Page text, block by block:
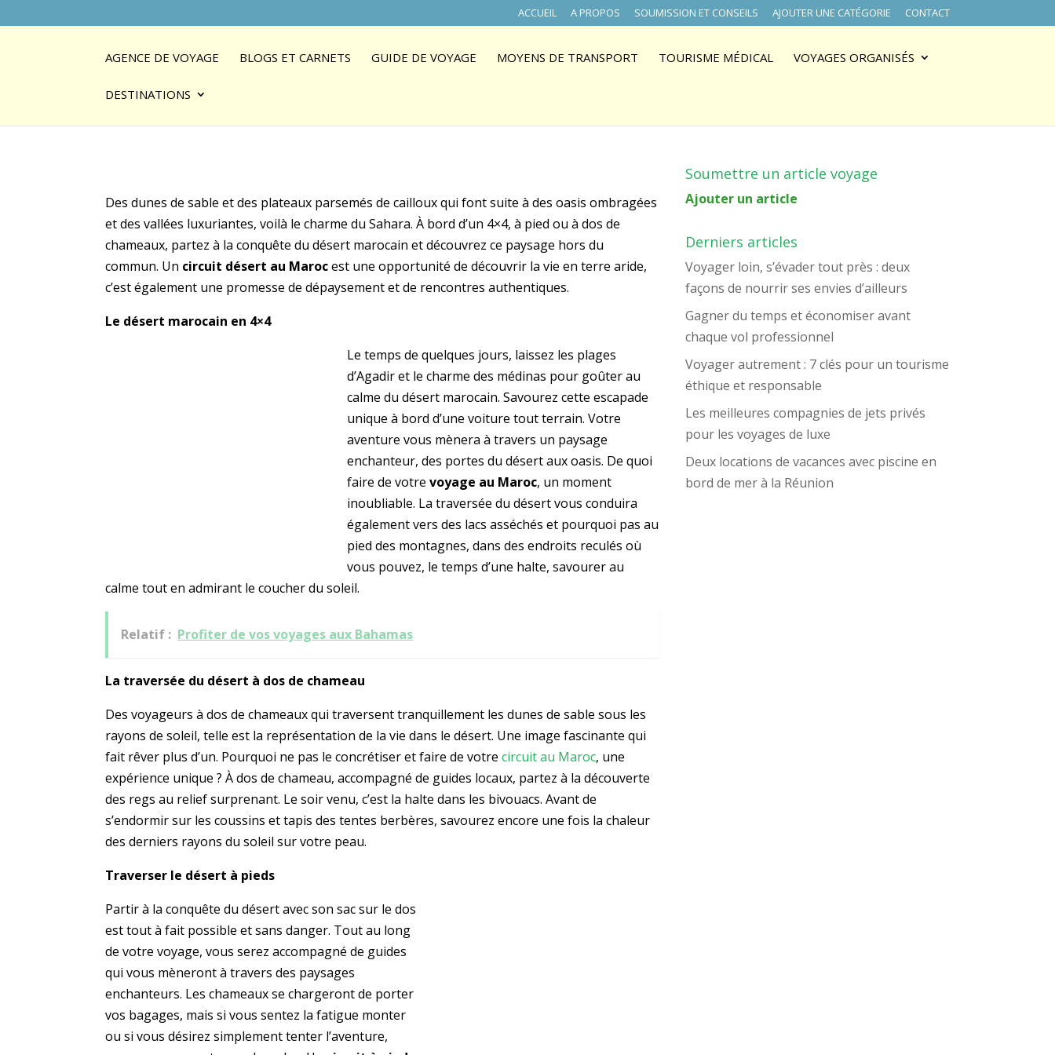
ACCUEIL A PROPOS SOUMISSION ET CONSEILS AJOUTER UNE CATÉGORIE CONTACT
AGENCE DE VOYAGE BLOGS ET CARNETS GUIDE DE VOYAGE MOYENS DE TRANSPORT TOURISME MÉDICAL VOYAGES ORGANISÉS
DESTINATIONS
Des dunes de sable et des plateaux parsemés de cailloux qui font suite à des oasis ombragées
et des vallées luxuriantes, voilà le charme du Sahara. À bord d’un 4×4, à pied ou à dos de
chameaux, partez à la conquête du désert marocain et découvrez ce paysage hors du
commun. Un circuit désert au Marocest une opportunité de découvrir la vie en terre aride,
c’est également une promesse de dépaysement et de rencontres authentiques.
Le désert marocain en 4×4
Le temps de quelques jours, laissez les plages
d’Agadir et le charme des médinas pour goûter au
calme du désert marocain. Savourez cette escapade
unique à bord d’une voiture tout terrain. Votre
aventure vous mènera à travers un paysage
enchanteur, des portes du désert aux oasis. De quoi
faire de votrevoyage au Maroc, un moment
inoubliable. La traversée du désert vous conduira
également vers des lacs asséchés et pourquoi pas au
pied des montagnes, dans des endroits reculés où
vous pouvez, le temps d’une halte, savourer au
calme tout en admirant le coucher du soleil.
Relatif : Profiter de vos voyages aux Bahamas
La traversée du désert à dos de chameau
Des voyageurs à dos de chameaux qui traversent tranquillement les dunes de sable sous les
rayons de soleil, telle est la représentation de la vie dans le désert. Une image fascinante qui
fait rêver plus d’un. Pourquoi ne pas le concrétiser et faire de votrecircuit au Maroc, une
expérience unique ? À dos de chameau, accompagné de guides locaux, partez à la découverte
des regs au relief surprenant. Le soir venu, c’est la halte dans les bivouacs. Avant de
s’endormir sur les coussins et tapis des tentes berbères, savourez encore une fois la chaleur
des derniers rayons du soleil sur votre peau.
Traverser le désert à pieds
Partir à la conquête du désert avec son sac sur le dos
est tout à fait possible et sans danger. Tout au long
de votre voyage, vous serez accompagné de guides
qui vous mèneront à travers des paysages
enchanteurs. Les chameaux se chargeront de porter
vos bagages, mais si vous sentez la fatigue monter
ou si vous désirez simplement tenter l’aventure,
Soumettre un article voyage
Ajouter un article
Derniers articles
Voyager loin, s’évader tout près : deux
façons de nourrir ses envies d’ailleurs
Gagner du temps et économiser avant
chaque vol professionnel
Voyager autrement : 7 clés pour un tourisme
éthique et responsable
Les meilleures compagnies de jets privés
pour les voyages de luxe
Deux locations de vacances avec piscine en
bord de mer à la Réunion